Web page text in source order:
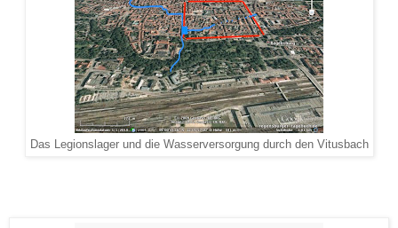
Das Legionslager und die Wasserversorgung durch den Vitusbach